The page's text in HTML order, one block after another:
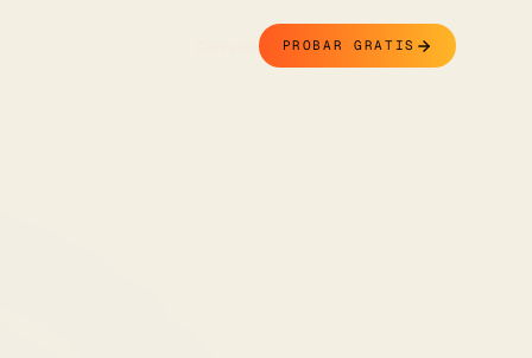
PROBAR GRATIS